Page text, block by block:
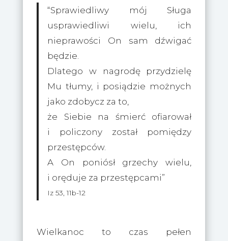
“Sprawiedliwy mój Sługa
usprawiedliwi wielu, ich
nieprawości On sam dźwigać
będzie.
Dlatego w nagrodę przydzielę
Mu tłumy, i posiądzie możnych
jako zdobycz za to,
że Siebie na śmierć ofiarował
i policzony został pomiędzy
przestępców.
A On poniósł grzechy wielu,
i oręduje za przestępcami”
Iz 53, 11b-12
Wielkanoc to czas pełen